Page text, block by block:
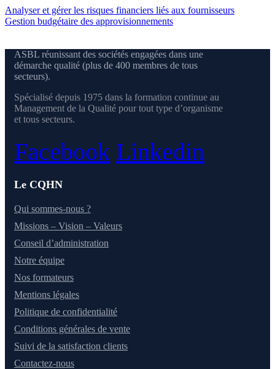
Analyser et gérer les risques financiers liés aux fournisseurs
Gestion budgétaire des approvisionnements
ASBL réunissant des sociétés engagées dans une
démarche qualité (plus de 400 membres de tous
secteurs).
Spécialisé depuis 1975 dans la formation continue au
Management de la Qualité pour tout type d’organisme
et tous secteurs.
Facebook Linkedin
Le CQHN
Qui sommes-nous ?
Missions – Vision – Valeurs
Conseil d’administration
Notre équipe
Nos formateurs
Mentions légales
Politique de confidentialité
Conditions générales de vente
Suivi de la satisfaction clients
Contactez-nous